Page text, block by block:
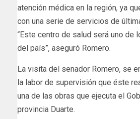
atención médica en la región, ya
con una serie de servicios de
“Este centro de salud será uno de
del país”, aseguró Romero.
La visita del senador Romero, se
la labor de supervisión que éste
una de las obras que ejecuta el
provincia Duarte.